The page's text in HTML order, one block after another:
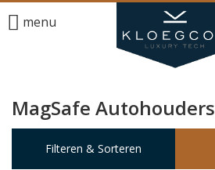
menu
MagSafe Autohouders
Filteren & Sorteren